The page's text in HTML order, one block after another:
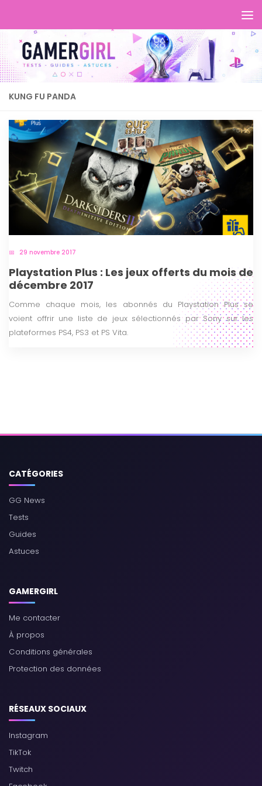
KUNG FU PANDA
29 novembre 2017
Playstation Plus : Les jeux offerts du mois de
décembre 2017
Comme chaque mois, les abonnés du Playstation Plus se
voient offrir une liste de jeux sélectionnés par Sony sur les
plateformes PS4, PS3 et PS Vita.
CATÉGORIES
GG News
Tests
Guides
Astuces
GAMERGIRL
Me contacter
À propos
Conditions générales
Protection des données
RÉSEAUX SOCIAUX
Instagram
TikTok
Twitch